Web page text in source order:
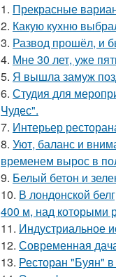
1. Прекрасные
2. Какую кухню
3. Развод прошёл, и
4. Мне 30 лет, уже
5. Я вышла замуж
6. Студия для
Чудес".
7. Интерьер
8. Уют, баланс и
временем вырос в
9. Белый бетон и
10. В лондонской
400 м, над которыми
11. Индустриальное
12. Современная
13. Ресторан "Буян"